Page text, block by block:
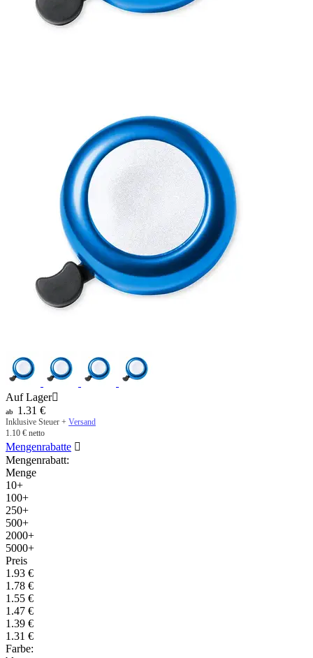
Auf Lager
ab 1.31 €
Inklusive Steuer + Versand
1.10 € netto
Mengenrabatte 
Mengenrabatt:
Menge
10+
100+
250+
500+
2000+
5000+
Preis
1.93 €
1.78 €
1.55 €
1.47 €
1.39 €
1.31 €
Farbe: